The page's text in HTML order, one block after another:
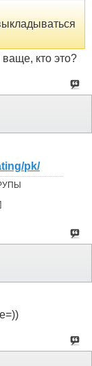
кто это?
pk/